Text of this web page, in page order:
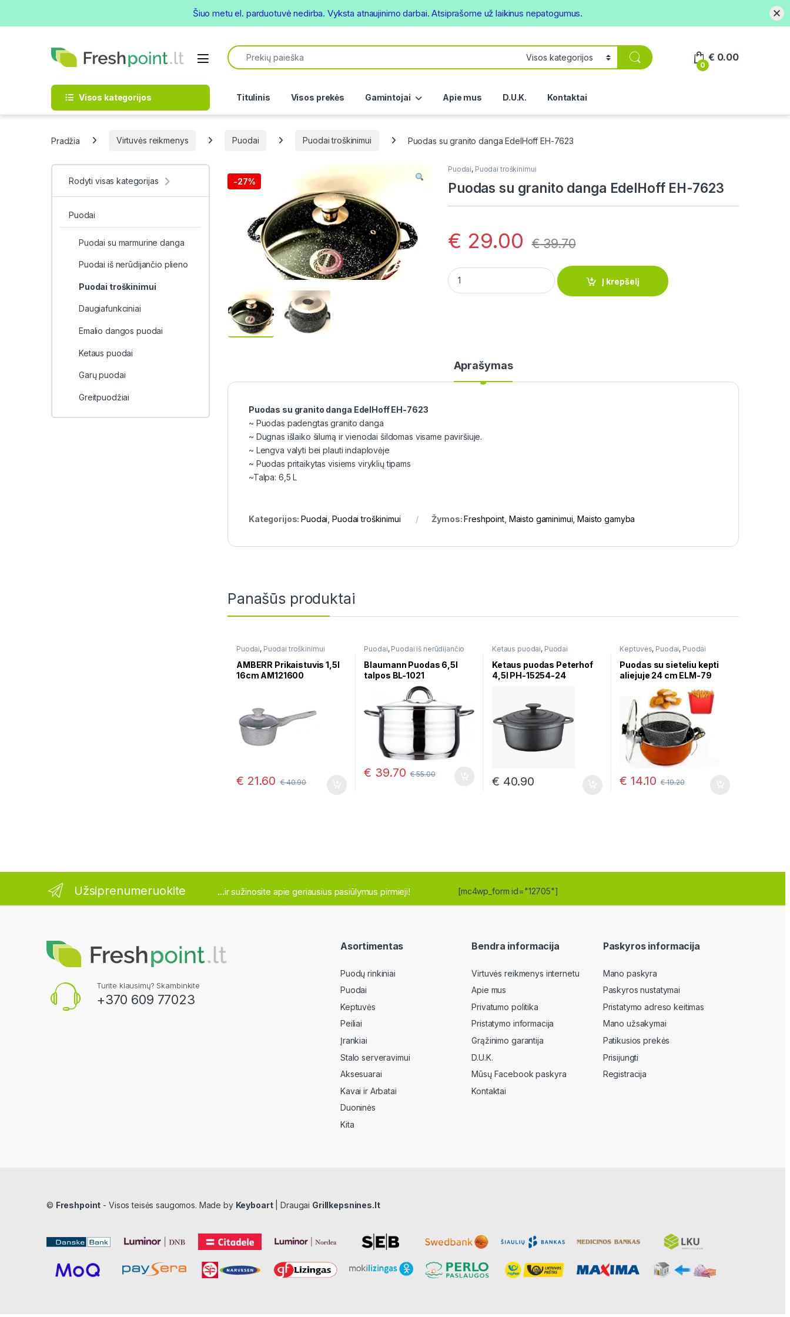
Open
Search for:
0
€ 0.00
Visos kategorijos Titulinis Visos prekės Gamintojai Apie mus D.U.K. Kontaktai
Pradžia Virtuvės reikmenys Puodai Puodai troškinimui Puodas su granito danga EdelHoff EH-7623
-27%
Puodai, Puodai troškinimui
Puodas su granito danga EdelHoff EH-7623
€ 29.00 €39.70
Puodas su granito danga EdelHoff EH-7623 quantity
Į krepšelį
Aprašymas
Puodas su granito danga EdelHoff EH-7623
~ Puodas padengtas granito danga
~ Dugnas išlaiko šilumą ir vienodai šildomas visame paviršiuje.
~ Lengva valyti bei plauti indaplovėje
~ Puodas pritaikytas visiems viryklių tipams
~Talpa: 6,5 L
Kategorijos:Puodai ,Puodai troškinimui Žymos:Freshpoint, Maisto gaminimui ,Maisto gamyba
Panašūs produktai
Puodai, Puodai troškinimui
AMBERR Prikaistuvis 1,5l
16cm AM121600
€ 21.60 €40.90
Puodai, Puodai iš nerūdijančio
Blaumann Puodas 6,5l
talpos BL-1021
€ 39.70 €55.00
Ketaus puodai, Puodai
Ketaus puodas Peterhof
4,5l PH-15254-24
€ 40.90
Keptuvės, Puodai, Puodai
troškinimui
Puodas su sieteliu kepti
aliejuje 24 cm ELM-79
€ 14.10 €19.20
Rodyti visas kategorijas
Puodai
Puodai su marmurine danga
Puodai iš nerūdijančio plieno
Puodai troškinimui
Daugiafunkciniai
Emalio dangos puodai
Ketaus puodai
Garų puodai
Greitpuodžiai
Užsiprenumeruokite ...ir sužinosite apie geriausius pasiūlymus pirmieji! [mc4wp_form id="12705"]
Turite klausimų? Skambinkite
+370 609 77023
Asortimentas
Puodų rinkiniai
Puodai
Keptuvės
Peiliai
Įrankiai
Stalo serveravimui
Aksesuarai
Kavai ir Arbatai
Duoninės
Kita
Bendra informacija
Virtuvės reikmenys internetu
Apie mus
Privatumo politika
Pristatymo informacija
Grąžinimo garantija
D.U.K.
Mūsų Facebook paskyra
Kontaktai
Paskyros informacija
Mano paskyra
Paskyros nustatymai
Pristatymo adreso keitimas
Mano užsakymai
Patikusios prekės
Prisijungti
Registracija
© Freshpoint - Visos teisės saugomos. Made by Keyboart| Draugai Grillkepsnines.lt
Šiuo metu el. parduotuvė nedirba. Vyksta atnaujinimo darbai. Atsiprašome už laikinus nepatogumus.